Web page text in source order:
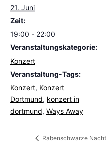
21. Juni
Zeit:
19:00 - 22:00
Veranstaltungskategorie:
Konzert
Veranstaltung-Tags:
Konzert, Konzert
Dortmund, konzert in
dortmund, Ways Away
Rabenschwarze Nacht